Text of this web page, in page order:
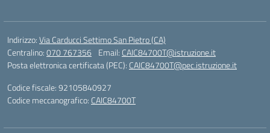
Indirizzo:Via Carducci Settimo San Pietro (CA)
Centralino:070 767356 Email: CAIC84700T@istruzione.it
Posta elettronica certificata (PEC): CAIC84700T@pec.istruzione.it
Codice fiscale: 92105840927
Codice meccanografico: CAIC84700T